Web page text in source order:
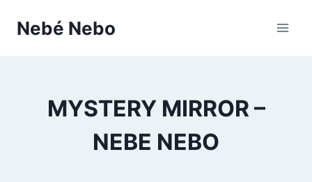
Nebé Nebo
MYSTERY MIRROR –
NEBE NEBO